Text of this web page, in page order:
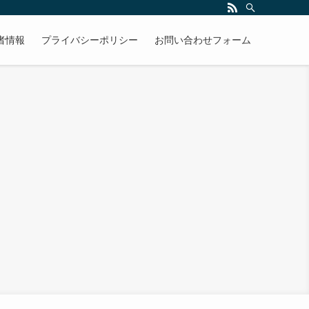
情報 プライバシーポリシー お問い合わせフォーム